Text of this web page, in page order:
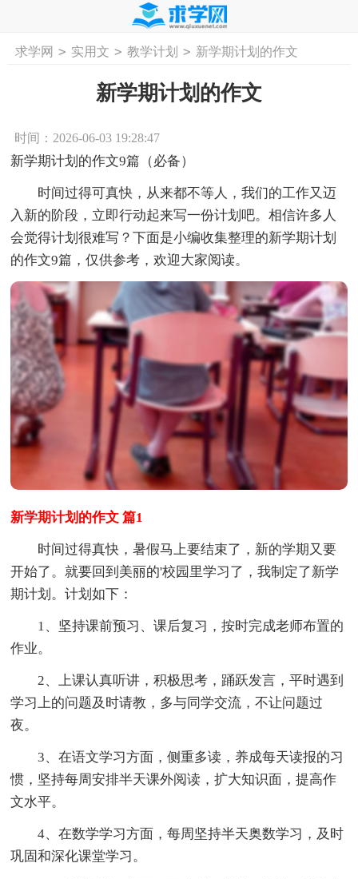
首页 工作计划 活动计划 学习计划
求学网 > 实用文 > 教学计划 > 新学期计划的作文
新学期计划的作文
时间：2026-06-03 19:28:47
新学期计划的作文9篇（必备）
时间过得可真快，从来都不等人，我们的工作又迈
入新的阶段，立即行动起来写一份计划吧。相信许多人
会觉得计划很难写？下面是小编收集整理的新学期计划
的作文9篇，仅供参考，欢迎大家阅读。
新学期计划的作文 篇1
时间过得真快，暑假马上要结束了，新的学期又要
开始了。就要回到美丽的'校园里学习了，我制定了新学
期计划。计划如下：
1、坚持课前预习、课后复习，按时完成老师布置的
作业。
2、上课认真听讲，积极思考，踊跃发言，平时遇到
学习上的问题及时请教，多与同学交流，不让问题过
夜。
3、在语文学习方面，侧重多读，养成每天读报的习
惯，坚持每周安排半天课外阅读，扩大知识面，提高作
文水平。
4、在数学学习方面，每周坚持半天奥数学习，及时
巩固和深化课堂学习。